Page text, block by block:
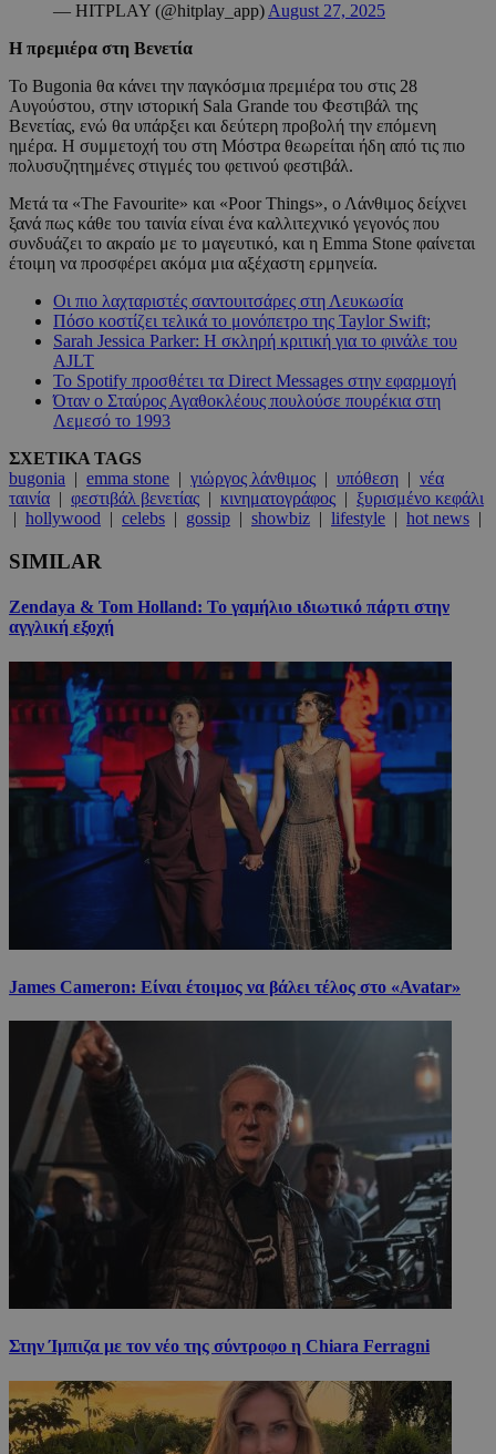
— HITPLAY (@hitplay_app)August 27, 2025
Η πρεμιέρα στη Βενετία
Το Bugonia θα κάνει την παγκόσμια πρεμιέρα του στις 28
Αυγούστου, στην ιστορική Sala Grande του Φεστιβάλ της
Βενετίας, ενώ θα υπάρξει και δεύτερη προβολή την επόμενη
ημέρα. Η συμμετοχή του στη Μόστρα θεωρείται ήδη από τις πιο
πολυσυζητημένες στιγμές του φετινού φεστιβάλ.
Μετά τα «The Favourite» και «Poor Things», ο Λάνθιμος δείχνει
ξανά πως κάθε του ταινία είναι ένα καλλιτεχνικό γεγονός που
συνδυάζει το ακραίο με το μαγευτικό, και η Emma Stone φαίνεται
έτοιμη να προσφέρει ακόμα μια αξέχαστη ερμηνεία.
Οι πιο λαχταριστές σαντουιτσάρες στη Λευκωσία
Πόσο κοστίζει τελικά το μονόπετρο της Taylor Swift;
Sarah Jessica Parker: Η σκληρή κριτική για το φινάλε του
AJLT
Το Spotify προσθέτει τα Direct Messages στην εφαρμογή
Όταν ο Σταύρος Αγαθοκλέους πουλούσε πουρέκια στη
Λεμεσό το 1993
ΣΧΕΤΙΚΑ TAGS
bugonia | emma stone | γιώργος λάνθιμος | υπόθεση | νέα
ταινία | φεστιβάλ βενετίας | κινηματογράφος | ξυρισμένο κεφάλι
| hollywood | celebs | gossip | showbiz | lifestyle | hot news |
SIMILAR
Zendaya & Tom Holland: Το γαμήλιο ιδιωτικό πάρτι στην
αγγλική εξοχή
James Cameron: Είναι έτοιμος να βάλει τέλος στο «Avatar»
Στην Ίμπιζα με τον νέο της σύντροφο η Chiara Ferragni